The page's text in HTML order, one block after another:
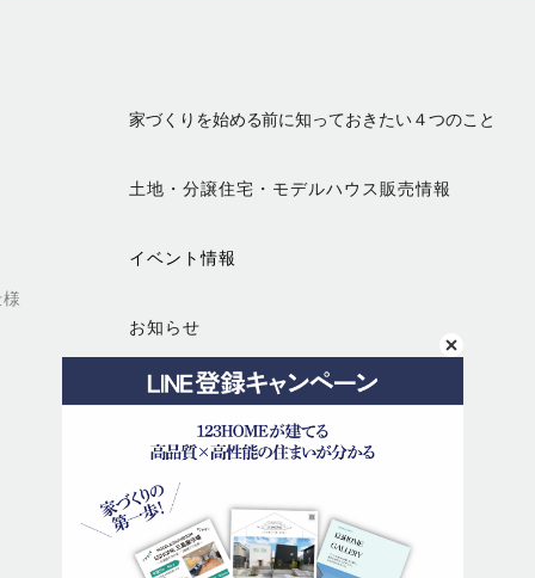
家づくりを始める前に知っておきたい４つのこと
土地・分譲住宅・モデルハウス販売情報
イベント情報
お知らせ
会社案内
代表メッセージ